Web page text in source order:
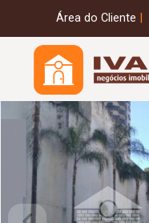
Área do Cliente